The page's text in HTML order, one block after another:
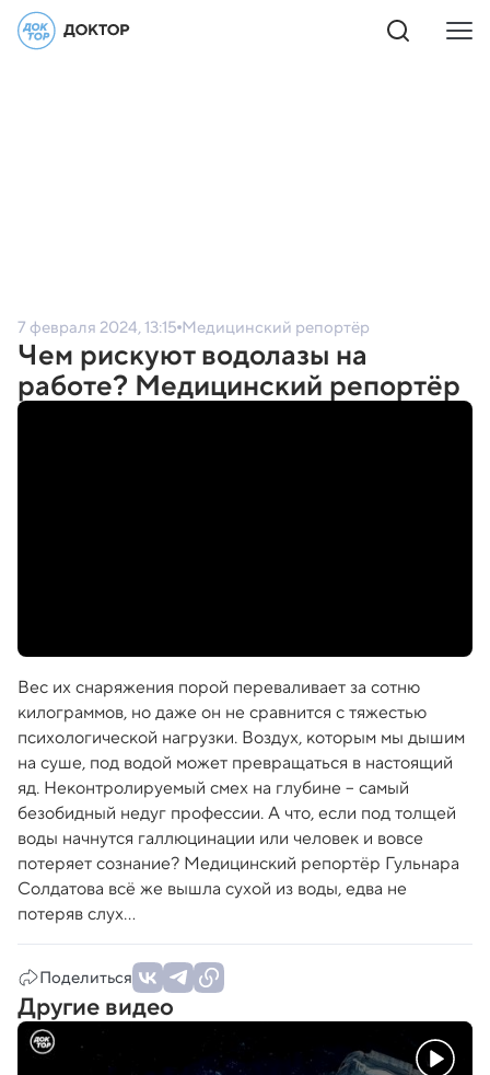
7 февраля 2024, 13:15 Медицинский репортёр
Чем рискуют водолазы на
работе? Медицинский репортёр
Вес их снаряжения порой переваливает за сотню
килограммов, но даже он не сравнится с тяжестью
психологической нагрузки. Воздух, которым мы дышим
на суше, под водой может превращаться в настоящий
яд. Неконтролируемый смех на глубине – самый
безобидный недуг профессии. А что, если под толщей
воды начнутся галлюцинации или человек и вовсе
потеряет сознание? Медицинский репортёр Гульнара
Солдатова всё же вышла сухой из воды, едва не
потеряв слух...
Поделиться
Другие видео